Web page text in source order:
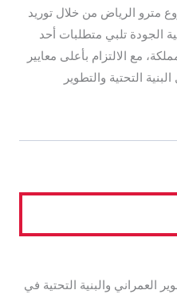
الرياض من خلال توريد
الجودة تلبي متطلبات أحد
مع الالتزام بأعلى معايير
التحتية والتطوير
العمراني والبنية التحتية في